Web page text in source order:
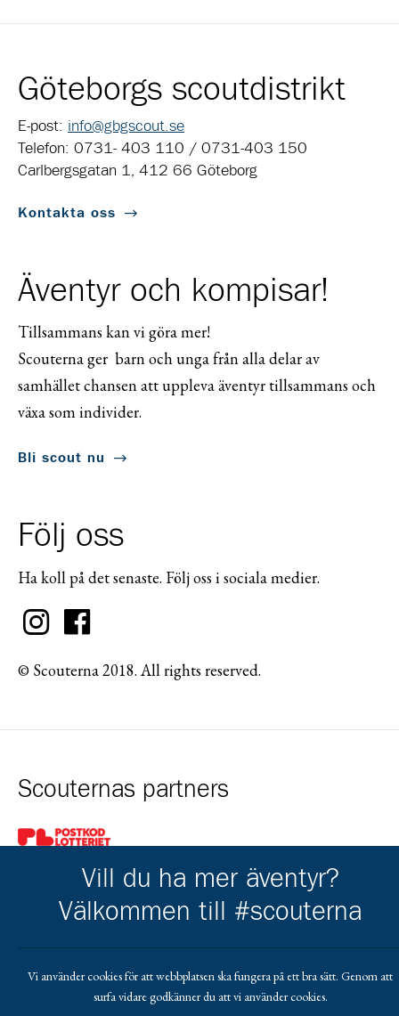
Göteborgs scoutdistrikt
E-post: info@gbgscout.se
Telefon: 0731- 403 110 / 0731-403 150
Carlbergsgatan 1, 412 66 Göteborg
Kontakta oss
Äventyr och kompisar!
Tillsammans kan vi göra mer!
Scouterna ger barn och unga från alla delar av
samhället chansen att uppleva äventyr tillsammans och
växa som individer.
Bli scout nu
Följ oss
Ha koll på det senaste. Följ oss i sociala medier.
© Scouterna 2018. All rights reserved.
Scouternas partners
Gå till pl_50
Vill du ha mer äventyr?
Välkommen till #scouterna
Vi använder cookies för att webbplatsen ska fungera på ett bra sätt. Genom att
surfa vidare godkänner du att vi använder cookies.